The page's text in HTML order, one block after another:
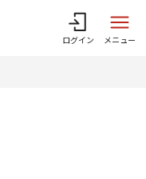
ログイン メニュー